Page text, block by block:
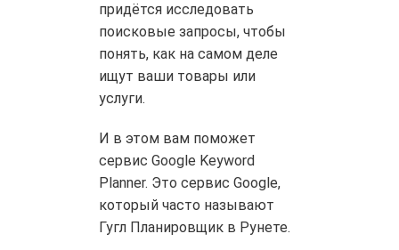
придётся исследовать
поисковые запросы, чтобы
понять, как на самом деле
ищут ваши товары или
услуги.
И в этом вам поможет
сервис Google Keyword
Planner. Это сервис Google,
который часто называют
Гугл Планировщик в Рунете.